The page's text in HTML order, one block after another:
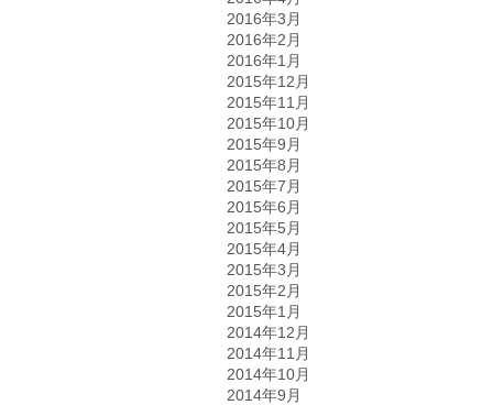
2016年3月
2016年2月
2016年1月
2015年12月
2015年11月
2015年10月
2015年9月
2015年8月
2015年7月
2015年6月
2015年5月
2015年4月
2015年3月
2015年2月
2015年1月
2014年12月
2014年11月
2014年10月
2014年9月